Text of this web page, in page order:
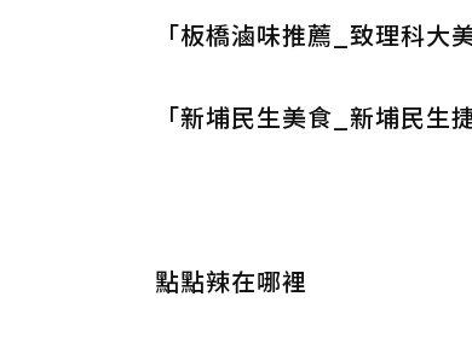
「板橋滷味推薦_致理科大美
「新埔民生美食_新埔民生
點點辣在哪裡